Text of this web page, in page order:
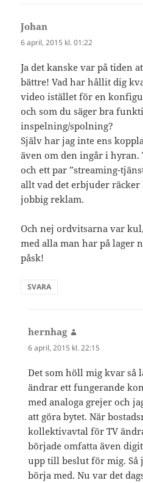
Johan
6 april, 2015 kl. 01:22
Ja det kanske var på tiden
bättre! Vad har hållit dig
video istället för en
och som du säger bra
inspelning/spolning?
Själv har jag inte ens
även om den ingår i
och ett par ”streaming-
allt vad det erbjuder
jobbig reklam.
Och nej ordvitsarna var
med alla man har på lager
påsk!
SVARA
hernhag
6 april, 2015 kl. 22:15
Det som höll mig kvar så
ändrar ett fungerande
med analoga grejer och
att göra bytet. När
kollektivavtal för TV
började omfatta även
upp till beslut för mig. Så
börja med. Nu var det